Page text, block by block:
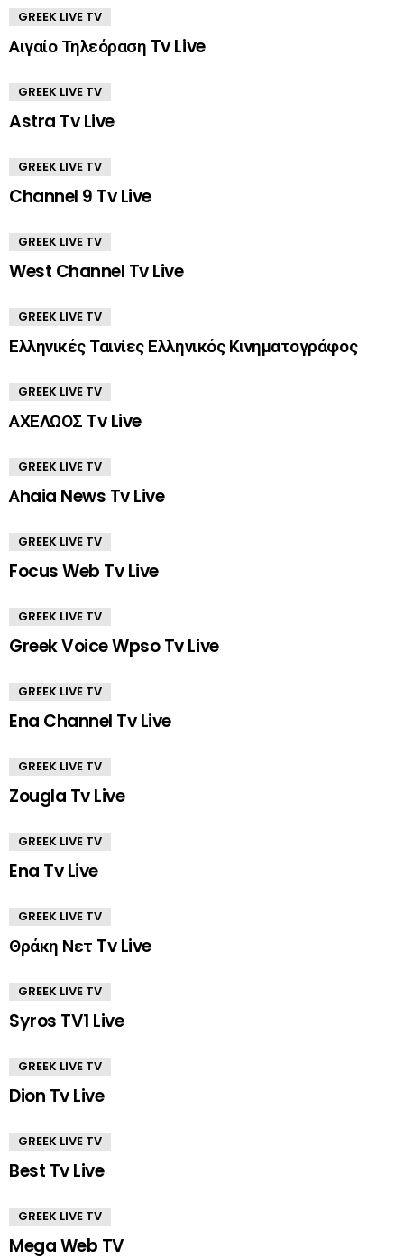
GREEK LIVE TV
Αιγαίο Τηλεόραση Tv Live
GREEK LIVE TV
Astra Tv Live
GREEK LIVE TV
Channel 9 Tv Live
GREEK LIVE TV
West Channel Tv Live
GREEK LIVE TV
Ελληνικές Ταινίες Ελληνικός Κινηματογράφος
GREEK LIVE TV
ΑΧΕΛΩΟΣ Tv Live
GREEK LIVE TV
Αhaia News Tv Live
GREEK LIVE TV
Focus Web Tv Live
GREEK LIVE TV
Greek Voice Wpso Tv Live
GREEK LIVE TV
Ena Channel Tv Live
GREEK LIVE TV
Zougla Tv Live
GREEK LIVE TV
Ena Tv Live
GREEK LIVE TV
Θράκη Νετ Tv Live
GREEK LIVE TV
Syros TV1 Live
GREEK LIVE TV
Dion Tv Live
GREEK LIVE TV
Best Tv Live
GREEK LIVE TV
Mega Web TV